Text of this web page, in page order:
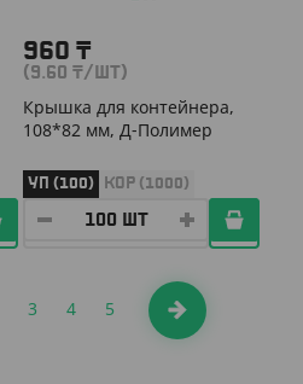
960 ₸
(9.60 ₸/ШТ)
Крышка для контейнера,
108*82 мм, Д-Полимер
УП (100) КОР (1000)
3 4 5